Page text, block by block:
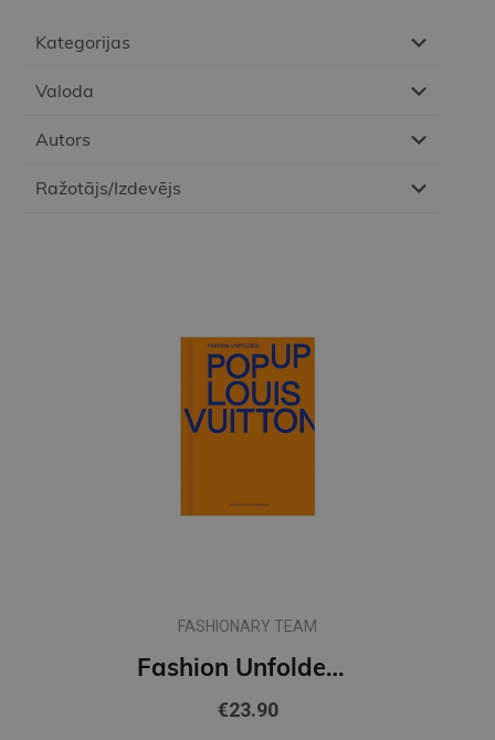
Kategorijas
Valoda
Autors
Ražotājs/Izdevējs
FASHIONARY TEAM
Fashion Unfolded: Pop-Up Louis Vuitton
€23.90